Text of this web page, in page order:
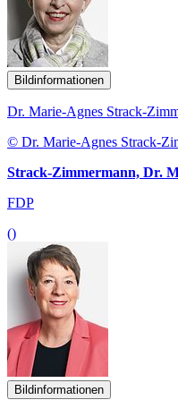
Bildinformationen
Dr. Marie-Agnes Strack-
© Dr. Marie-Agnes Strack-
Strack-Zimmermann, Dr.
FDP
()
Bildinformationen